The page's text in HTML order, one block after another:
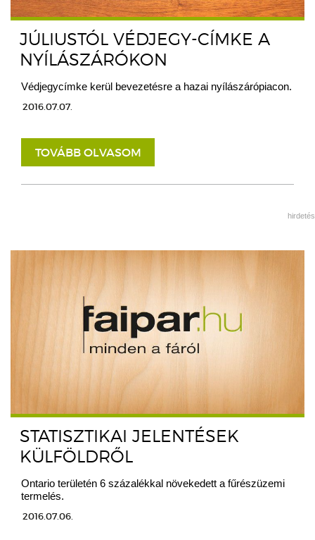
JÚLIUSTÓL VÉDJEGY-CÍMKE A
NYÍLÁSZÁRÓKON
Védjegycímke kerül bevezetésre a hazai nyílászárópiacon.
2016.07.07.
TOVÁBB OLVASOM
hirdetés
STATISZTIKAI JELENTÉSEK
KÜLFÖLDRŐL
Ontario területén 6 százalékkal növekedett a fűrészüzemi
termelés.
2016.07.06.